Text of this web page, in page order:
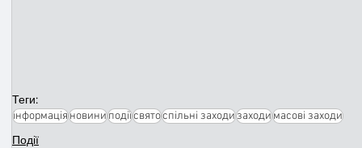
Теги:
інформаціяновиниподіїсвятоспільні заходизаходимасові заходи
Події